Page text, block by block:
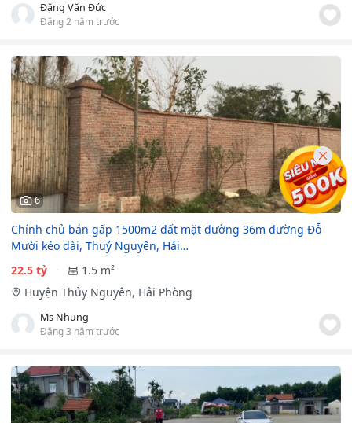
Đặng Văn Đức
Đăng 2 năm trước
6
Chính chủ bán gấp 1500m2 đất mặt đường 36m đường Đỗ
Mười kéo dài, Thuỷ Nguyên, Hải…
22.5 tỷ
1.5 m²
Huyện Thủy Nguyên, Hải Phòng
Ms Nhung
Đăng 3 năm trước